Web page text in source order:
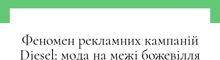
Феномен рекламних кампаній
Diesel: мода на межі божевілля